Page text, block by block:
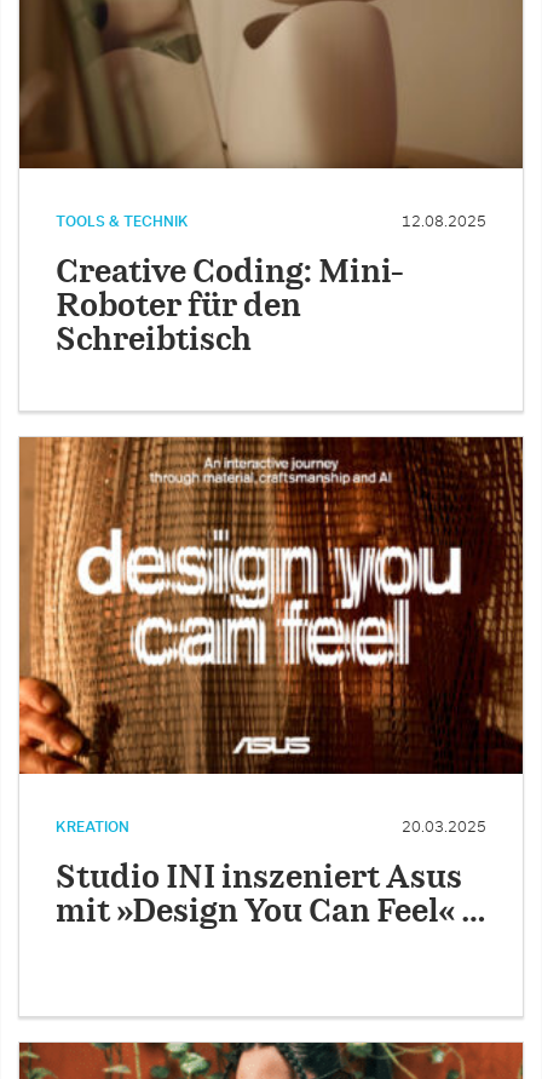
TOOLS & TECHNIK 12.08.2025
Creative Coding: Mini-
Roboter für den
Schreibtisch
KREATION 20.03.2025
Studio INI inszeniert Asus
mit »Design You Can Feel« …